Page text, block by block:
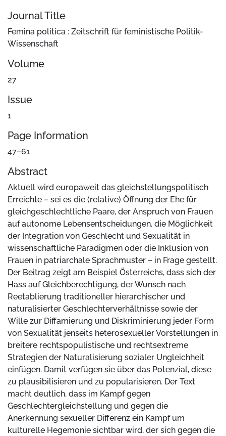
Journal Title
Femina politica : Zeitschrift für feministische Politik-
Wissenschaft
Volume
27
Issue
1
Page Information
47–61
Abstract
Aktuell wird europaweit das gleichstellungspolitisch
Erreichte – sei es die (relative) Öffnung der Ehe für
gleichgeschlechtliche Paare, der Anspruch von Frauen
auf autonome Lebensentscheidungen, die Möglichkeit
der Integration von Geschlecht und Sexualität in
wissenschaftliche Paradigmen oder die Inklusion von
Frauen in patriarchale Sprachmuster – in Frage gestellt.
Der Beitrag zeigt am Beispiel Österreichs, dass sich der
Hass auf Gleichberechtigung, der Wunsch nach
Reetablierung traditioneller hierarchischer und
naturalisierter Geschlechterverhältnisse sowie der
Wille zur Diffamierung und Diskriminierung jeder Form
von Sexualität jenseits heterosexueller Vorstellungen in
breitere rechtspopulistische und rechtsextreme
Strategien der Naturalisierung sozialer Ungleichheit
einfügen. Damit verfügen sie über das Potenzial, diese
zu plausibilisieren und zu popularisieren. Der Text
macht deutlich, dass im Kampf gegen
Geschlechtergleichstellung und gegen die
Anerkennung sexueller Differenz ein Kampf um
kulturelle Hegemonie sichtbar wird, der sich gegen die